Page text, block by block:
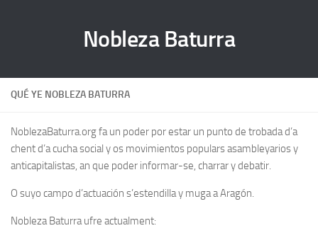
Nobleza Baturra
QUÉ YE NOBLEZA BATURRA
NoblezaBaturra.org fa un poder por estar un punto de trobada d’a
chent d’a cucha social y os movimientos populars asambleyarios y
anticapitalistas, an que poder informar-se, charrar y debatir.
O suyo campo d’actuación s’estendilla y muga a Aragón.
Nobleza Baturra ufre actualment: